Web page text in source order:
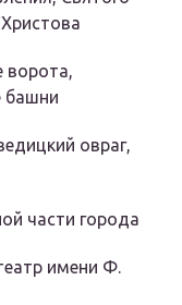
ворота,
башни
овраг,
части города
имени Ф.